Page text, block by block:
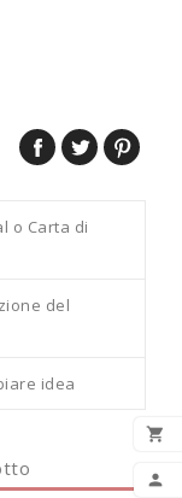


o Carta di
del
idea